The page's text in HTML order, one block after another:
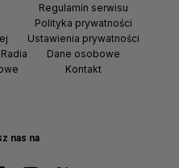
nas na
Regulamin serwisu
Polityka prywatności
Ustawienia prywatności
Dane osobowe
Kontakt